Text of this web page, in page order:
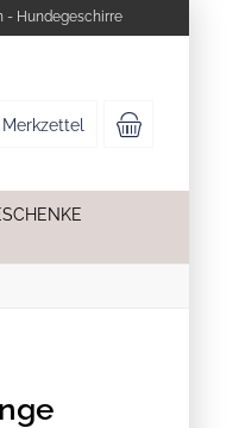
- Hundegeschirre
Merkzettel